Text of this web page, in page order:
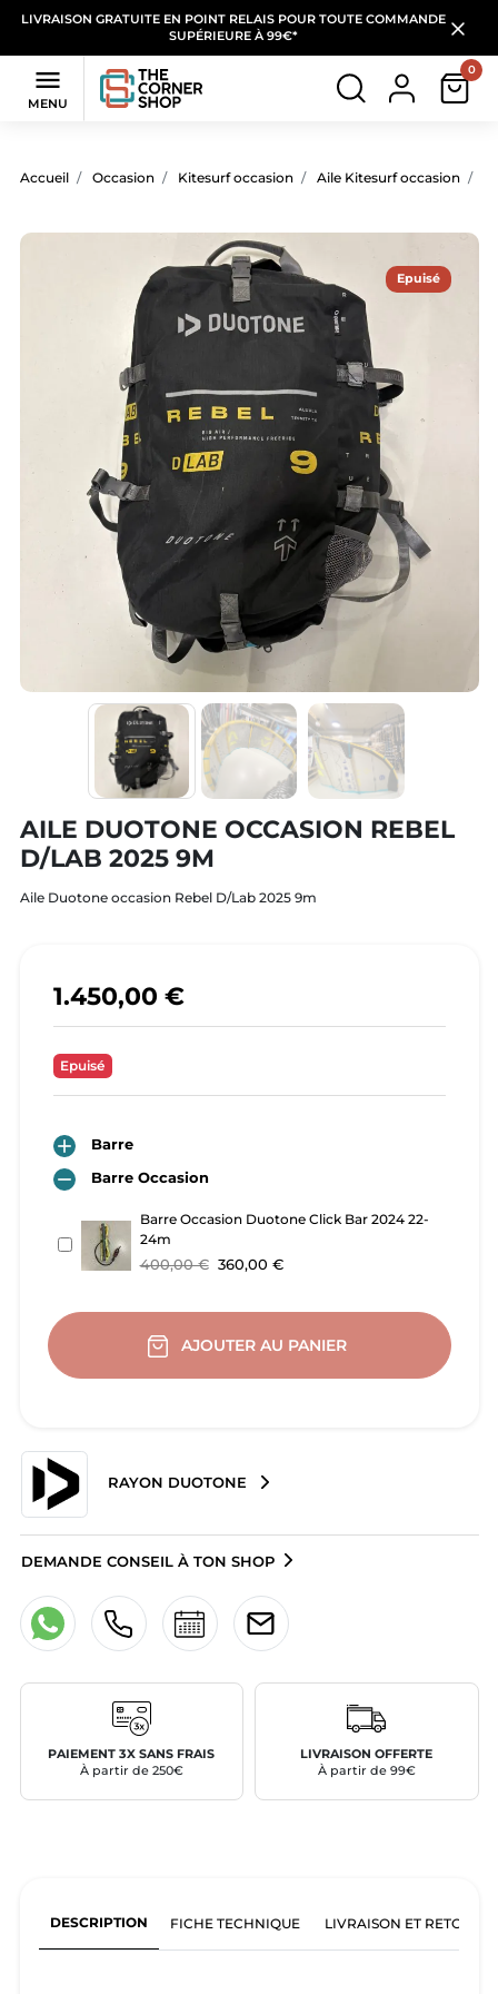
LIVRAISON GRATUITE EN POINT RELAIS POUR TOUTE COMMANDE
SUPÉRIEURE À 99€*

MENU
0
Accueil Occasion Kitesurf occasion Aile Kitesurf occasion
Epuisé
AILE DUOTONE OCCASION REBEL
D/LAB 2025 9M
Aile Duotone occasion Rebel D/Lab 2025 9m
1.450,00 €
Epuisé
 Barre
 Barre Occasion
Barre Occasion Duotone Click Bar 2024 22-
24m
400,00 € 360,00 €
AJOUTER AU PANIER
RAYON DUOTONE
DEMANDE CONSEIL À TON SHOP
PAIEMENT 3X SANS FRAIS
À partir de 250€
LIVRAISON OFFERTE
À partir de 99€
DESCRIPTION FICHE TECHNIQUE LIVRAISON ET RETOURS